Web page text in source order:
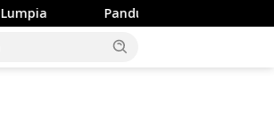
Panduan Wisata Keluarga ke Kota Batu: